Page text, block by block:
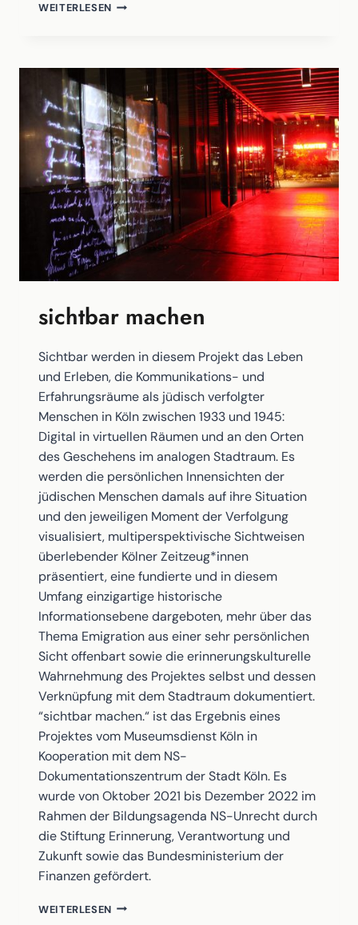
WEITERLESEN MUSERMEKU
KULTUR
sichtbar machen
Sichtbar werden in diesem Projekt das Leben
und Erleben, die Kommunikations- und
Erfahrungsräume als jüdisch verfolgter
Menschen in Köln zwischen 1933 und 1945:
Digital in virtuellen Räumen und an den Orten
des Geschehens im analogen Stadtraum. Es
werden die persönlichen Innensichten der
jüdischen Menschen damals auf ihre Situation
und den jeweiligen Moment der Verfolgung
visualisiert, multiperspektivische Sichtweisen
überlebender Kölner Zeitzeug*innen
präsentiert, eine fundierte und in diesem
Umfang einzigartige historische
Informationsebene dargeboten, mehr über das
Thema Emigration aus einer sehr persönlichen
Sicht offenbart sowie die erinnerungskulturelle
Wahrnehmung des Projektes selbst und dessen
Verknüpfung mit dem Stadtraum dokumentiert.
“sichtbar machen.“ ist das Ergebnis eines
Projektes vom Museumsdienst Köln in
Kooperation mit dem NS-
Dokumentationszentrum der Stadt Köln. Es
wurde von Oktober 2021 bis Dezember 2022 im
Rahmen der Bildungsagenda NS-Unrecht durch
die Stiftung Erinnerung, Verantwortung und
Zukunft sowie das Bundesministerium der
Finanzen gefördert.
WEITERLESEN SICHTBAR